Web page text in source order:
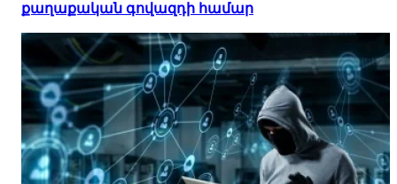
քաղաքական գովազդի համար